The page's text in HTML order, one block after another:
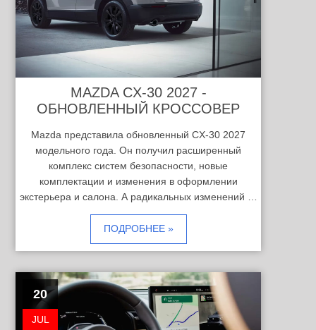
MAZDA CX-30 2027 -
ОБНОВЛЕННЫЙ КРОССОВЕР
Mazda представила обновленный CX-30 2027
модельного года. Он получил расширенный
комплекс систем безопасности, новые
комплектации и изменения в оформлении
экстерьера и салона. А радикальных изменений …
ПОДРОБНЕЕ »
20
JUL